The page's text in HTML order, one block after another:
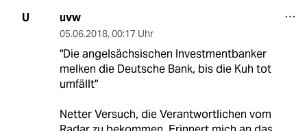
U uvw
05.06.2018, 00:17 Uhr
"Die angelsächsischen Investmentbanker
melken die Deutsche Bank, bis die Kuh tot
umfällt"
Netter Versuch, die Verantwortlichen vom